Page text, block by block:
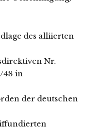
des alliierten
Nr.
48 in
der deutschen